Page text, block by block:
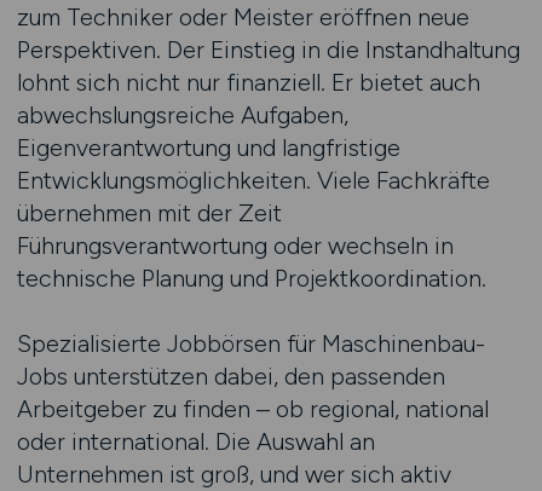
zum Techniker oder Meister eröffnen neue
Perspektiven. Der Einstieg in die Instandhaltung
lohnt sich nicht nur finanziell. Er bietet auch
abwechslungsreiche Aufgaben,
Eigenverantwortung und langfristige
Entwicklungsmöglichkeiten. Viele Fachkräfte
übernehmen mit der Zeit
Führungsverantwortung oder wechseln in
technische Planung und Projektkoordination.
Spezialisierte Jobbörsen für Maschinenbau-
Jobs unterstützen dabei, den passenden
Arbeitgeber zu finden – ob regional, national
oder international. Die Auswahl an
Unternehmen ist groß, und wer sich aktiv